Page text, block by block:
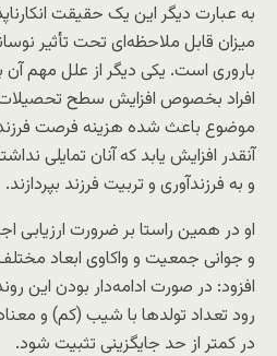
به عبارت دیگر این یک حقیقت
میزان قابل ملاحظه‌­ای تحت تأثیر
باروری است. یکی دیگر از علل مهم
افراد بخصوص افزایش سطح
موضوع باعث شده هزینه فرصت
آنقدر افزایش یابد که آنان تمایلی
و به فرزندآوری و تربیت فرزند بپردازند.
او در همین راستا بر ضرورت ارزیابی
و جوانی جمعیت و واکاوی ابعاد
رود تعداد تولد‌ها با شیب (کم) و
در کمتر از حد جایگزینی تثبیت شود.